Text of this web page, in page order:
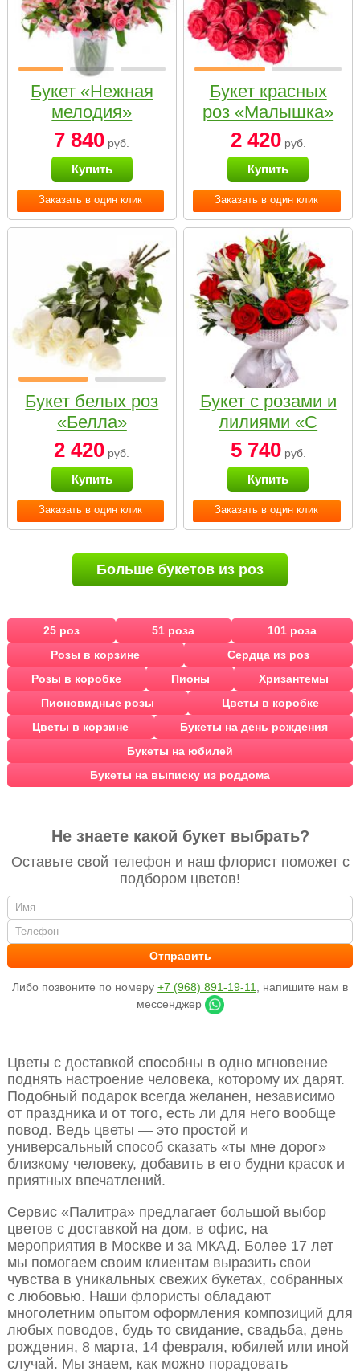
Заказать в один клик
Букет «Нежная
мелодия»
7 840 руб.
Купить
Заказать в один клик
Букет красных
роз «Малышка»
2 420руб.
Купить
Заказать в один клик
Букет белых роз
«Белла»
2 420 руб.
Купить
Заказать в один клик
Букет с розами и
лилиями «С
наилучшими
пожеланиями»
5 740руб.
Купить
Больше букетов из роз
25 роз 51 роза
101 роза
Розы в корзине
Сердца из роз
Розы в коробке
Пионы
Хризантемы
Пионовидные розы
Цветы в коробке
Цветы в корзине
Букеты на день рождения
Букеты на юбилей
Букеты на выписку из роддома
Не знаете какой букет выбрать?
Оставьте свой телефон и наш флорист поможет с
подбором цветов!
Либо позвоните по номеру +7 (968) 891-19-11
, напишите нам в
мессенджер
Цветы с доставкой способны в одно мгновение
поднять настроение человека, которому их дарят.
Подобный подарок всегда желанен, независимо
от праздника и от того, есть ли для него вообще
повод. Ведь цветы — это простой и
универсальный способ сказать «ты мне дорог»
близкому человеку, добавить в его будни красок и
приятных впечатлений.
Сервис «Палитра» предлагает большой выбор
цветов с доставкой на дом, в офис, на
мероприятия в Москве и за МКАД. Более 17 лет
мы помогаем своим клиентам выразить свои
чувства в уникальных свежих букетах, собранных
с любовью. Наши флористы обладают
многолетним опытом оформления композиций для
любых поводов, будь то свидание, свадьба, день
рождения, 8 марта, 14 февраля, юбилей или иной
случай. Мы знаем, как можно порадовать